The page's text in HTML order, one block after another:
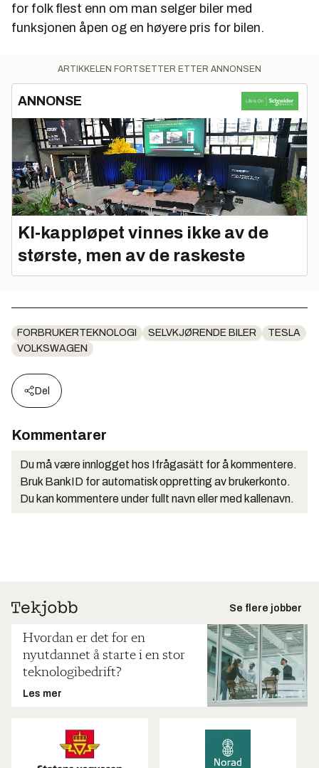
for folk flest enn om man selger biler med
funksjonen åpen og en høyere pris for bilen.
ARTIKKELEN FORTSETTER ETTER ANNONSEN
ANNONSE
KI‑kappløpet vinnes ikke av de
største, men av de raskeste
FORBRUKERTEKNOLOGI SELVKJØRENDE BILER
TESLA
VOLKSWAGEN
Del
Kommentarer
Du må være innlogget hos Ifrågasätt for å kommentere.
Bruk BankID for automatisk oppretting av brukerkonto.
Du kan kommentere under fullt navn eller med kallenavn.
Se flere jobber
Hvordan er det for en
nyutdannet å starte i en stor
teknologibedrift?
Les mer